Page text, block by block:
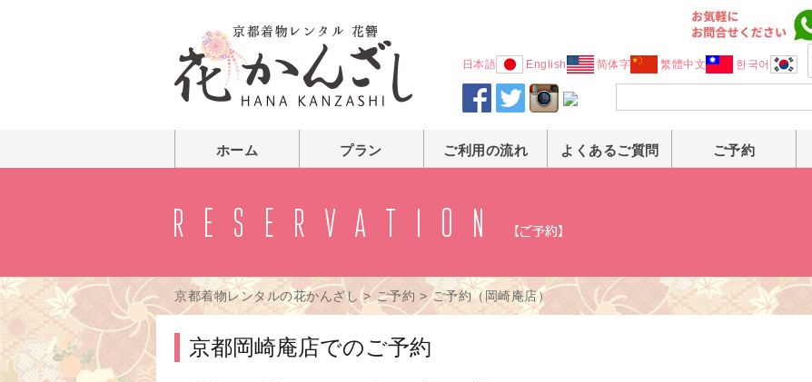
日本語 English 简体字 繁體中文 한국어
ホーム プラン ご利用の流れ よくあるご質問 ご予約
京都着物レンタルの花かんざし > ご予約 > ご予約（岡崎庵店）
京都岡崎庵店でのご予約